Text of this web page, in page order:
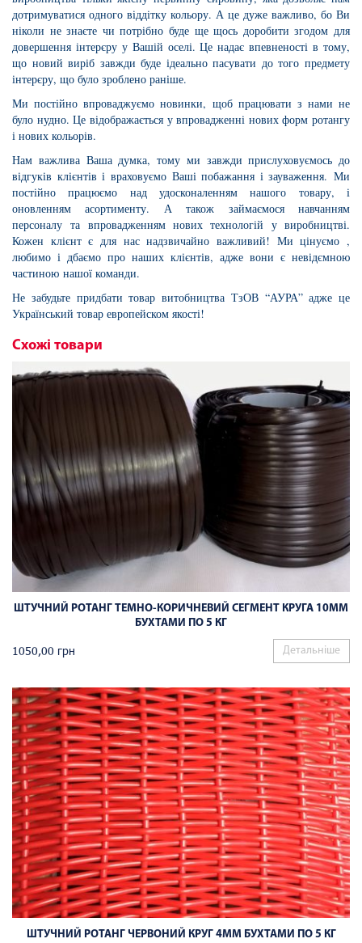
дотримуватися одного віддітку кольору. А це дуже важливо, бо Ви
ніколи не знаєте чи потрібно буде ще щось доробити згодом для
довершення інтерєру у Вашій оселі. Це надає впевненості в тому,
що новий виріб завжди буде ідеально пасувати до того предмету
інтерєру, що було зроблено раніше.
Ми постійно впроваджуємо новинки, щоб працювати з нами не
було нудно. Це відображається у впровадженні нових форм ротангу
і нових кольорів.
Нам важлива Ваша думка, тому ми завжди прислуховуємось до
відгуків клієнтів і враховуємо Ваші побажання і зауваження. Ми
постійно працюємо над удосконаленням нашого товару, і
оновленням асортименту. А також займаємося навчанням
персоналу та впровадженням нових технологій у виробництві.
Кожен клієнт є для нас надзвичайно важливий! Ми цінуємо ,
любимо і дбаємо про наших клієнтів, адже вони є невідємною
частиною нашої команди.
Не забудьте придбати товар витобництва ТзОВ “АУРА” адже це
Український товар европейском якості!
Схожі товари
ШТУЧНИЙ РОТАНГ ТЕМНО-КОРИЧНЕВИЙ СЕГМЕНТ КРУГА 10ММ
БУХТАМИ ПО 5 КГ
1050,00 грн Детальніше
ШТУЧНИЙ РОТАНГ ЧЕРВОНИЙ КРУГ 4ММ БУХТАМИ ПО 5 КГ